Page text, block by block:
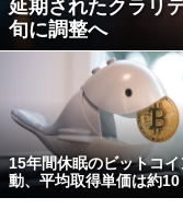
延期されたクラリ
旬に調整へ
15年間休眠のビットコ
動、平均取得単価は約10